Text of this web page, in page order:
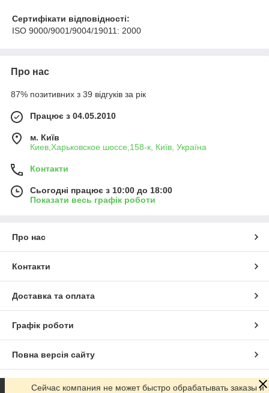
Сертифікати відповідності:
ISO 9000/9001/9004/19011: 2000
Про нас
87% позитивних з 39 відгуків за рік
Працює з 04.05.2010
м. Київ
Киев,Харьковское шоссе,158-к, Київ, Україна
Контакти
Сьогодні працює з 10:00 до 18:00
Показати весь графік роботи
Про нас
Контакти
Доставка та оплата
Графік роботи
Повна версія сайту
Сайт створено на маркетплейсі Prom.ua
Сейчас компания не может быстро обрабатывать заказы и